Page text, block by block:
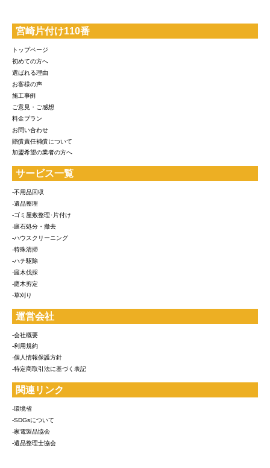
宮崎片付け110番
トップページ
初めての方へ
選ばれる理由
お客様の声
施工事例
ご意見・ご感想
料金プラン
お問い合わせ
賠償責任補償について
加盟希望の業者の方へ
サービス一覧
-不用品回収
-遺品整理
-ゴミ屋敷整理･片付け
-庭石処分・撤去
-ハウスクリーニング
-特殊清掃
-ハチ駆除
-庭木伐採
-庭木剪定
-草刈り
運営会社
-会社概要
-利用規約
-個人情報保護方針
-特定商取引法に基づく表記
関連リンク
-環境省
-SDGsについて
-家電製品協会
-遺品整理士協会